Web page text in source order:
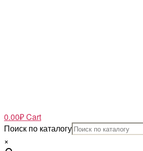
0.00₽Cart
Поиск по каталогу
×